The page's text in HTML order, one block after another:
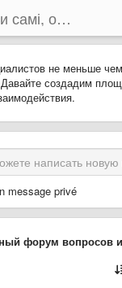
Пишемо відгуки самі, обговорюємо інші ідеї та пропозиції до Громадського Телебачення
не меньше
создадим
message privé
форум вопросов